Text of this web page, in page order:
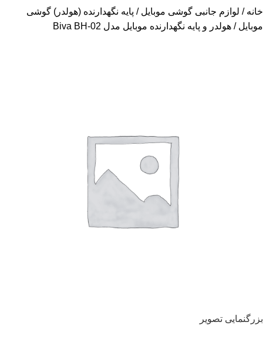
خانه لوازم جانبی گوشی موبایل پایه نگهدارنده (هولدر) گوشی
موبایل هولدر و پایه نگهدارنده موبایل مدل Biva BH-02
بزرگنمایی تصویر